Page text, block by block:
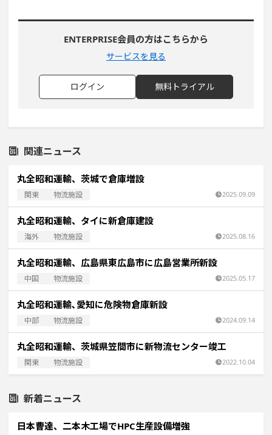
ENTERPRISE会員の方はこちらから
サービスを見る
ログイン 無料トライアル
関連ニュース
丸全昭和運輸、茨城で倉庫増設
関東 物流施設 2025.09.09
丸全昭和運輸、タイに新倉庫建設
海外 物流施設 2025.08.16
丸全昭和運輸、広島県東広島市に広島営業所新設
中国 物流施設 2025.05.17
丸全昭和運輸､愛知に危険物倉庫新設
中部 物流施設 2024.09.14
丸全昭和運輸、茨城県笠間市に新物流センター竣工
関東 物流施設 2022.10.04
新着ニュース
日本曹達、二本木工場でHPC生産設備増強